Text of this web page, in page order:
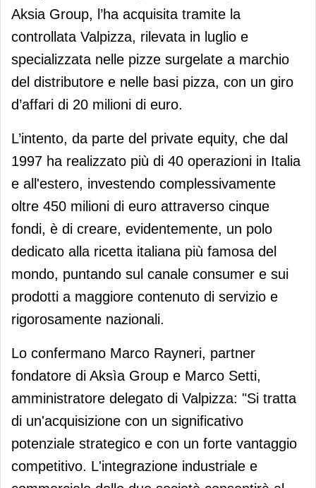
Aksia Group, l’ha acquisita tramite la
controllata Valpizza, rilevata in luglio e
specializzata nelle pizze surgelate a marchio
del distributore e nelle basi pizza, con un giro
d’affari di 20 milioni di euro.
L’intento, da parte del private equity, che dal
1997 ha realizzato più di 40 operazioni in Italia
e all'estero, investendo complessivamente
oltre 450 milioni di euro attraverso cinque
fondi, è di creare, evidentemente, un polo
dedicato alla ricetta italiana più famosa del
mondo, puntando sul canale consumer e sui
prodotti a maggiore contenuto di servizio e
rigorosamente nazionali.
Lo confermano Marco Rayneri, partner
fondatore di Aksìa Group e Marco Setti,
amministratore delegato di Valpizza: "Si tratta
di un'acquisizione con un significativo
potenziale strategico e con un forte vantaggio
competitivo. L'integrazione industriale e